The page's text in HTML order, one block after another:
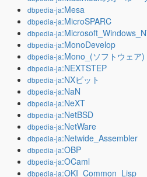
dbpedia-ja:Mesa
dbpedia-ja:MicroSPARC
dbpedia-ja
dbpedia-ja:MonoDevelop
dbpedia-ja:Mono_(ソフトウェア)
dbpedia-ja:NEXTSTEP
dbpedia-ja:NXビット
dbpedia-ja:NaN
dbpedia-ja:NeXT
dbpedia-ja:NetBSD
dbpedia-ja:NetWare
dbpedia-ja:Netwide_Assembler
dbpedia-ja:OBP
dbpedia-ja:OCaml
dbpedia-ja:OKI_Common_Lisp